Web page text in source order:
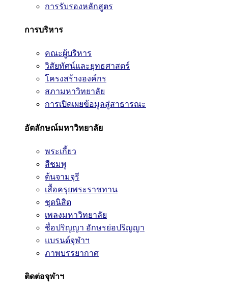
การรับรองหลักสูตร
การบริหาร
คณะผู้บริหาร
วิสัยทัศน์และยุทธศาสตร์
โครงสร้างองค์กร
สภามหาวิทยาลัย
การเปิดเผยข้อมูลสู่สาธารณะ
อัตลักษณ์มหาวิทยาลัย
พระเกี้ยว
สีชมพู
ต้นจามจุรี
เสื้อครุยพระราชทาน
ชุดนิสิต
เพลงมหาวิทยาลัย
ชื่อปริญญา อักษรย่อปริญญา
แบรนด์จุฬาฯ
ภาพบรรยากาศ
ติดต่อจุฬาฯ